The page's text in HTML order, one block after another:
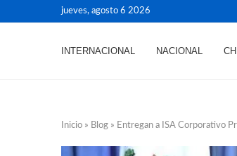
jueves, agosto 6 2026
INTERNACIONAL NACIONAL
Inicio » Blog » Entregan a ISA Corporativo